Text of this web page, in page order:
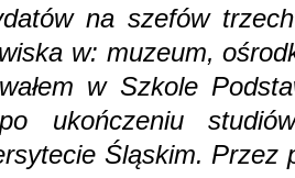
na szefów
w: muzeum,
w Szkole
ukończeniu
Śląskim. Przez